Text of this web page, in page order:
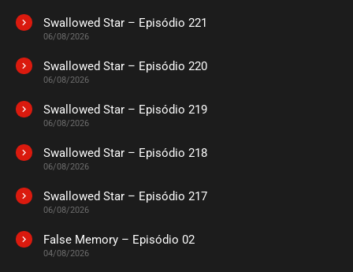
Swallowed Star – Episódio 221
06/08/2026
Swallowed Star – Episódio 220
06/08/2026
Swallowed Star – Episódio 219
06/08/2026
Swallowed Star – Episódio 218
06/08/2026
Swallowed Star – Episódio 217
06/08/2026
False Memory – Episódio 02
04/08/2026